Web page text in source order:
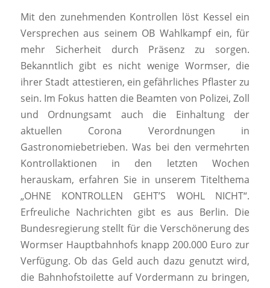
Mit den zunehmenden Kontrollen löst Kessel ein
Versprechen aus seinem OB Wahlkampf ein, für
mehr Sicherheit durch Präsenz zu sorgen.
Bekanntlich gibt es nicht wenige Wormser, die
ihrer Stadt attestieren, ein gefährliches Pflaster zu
sein. Im Fokus hatten die Beamten von Polizei, Zoll
und Ordnungsamt auch die Einhaltung der
aktuellen Corona Verordnungen in
Gastronomiebetrieben. Was bei den vermehrten
Kontrollaktionen in den letzten Wochen
herauskam, erfahren Sie in unserem Titelthema
„OHNE KONTROLLEN GEHT’S WOHL NICHT“.
Erfreuliche Nachrichten gibt es aus Berlin. Die
Bundesregierung stellt für die Verschönerung des
Wormser Hauptbahnhofs knapp 200.000 Euro zur
Verfügung. Ob das Geld auch dazu genutzt wird,
die Bahnhofstoilette auf Vordermann zu bringen,